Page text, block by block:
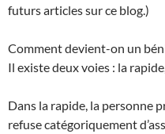
futurs articles sur ce blog.)
Comment devient-on un
Il existe deux voies : la
Dans la rapide, la personne
refuse catégoriquement